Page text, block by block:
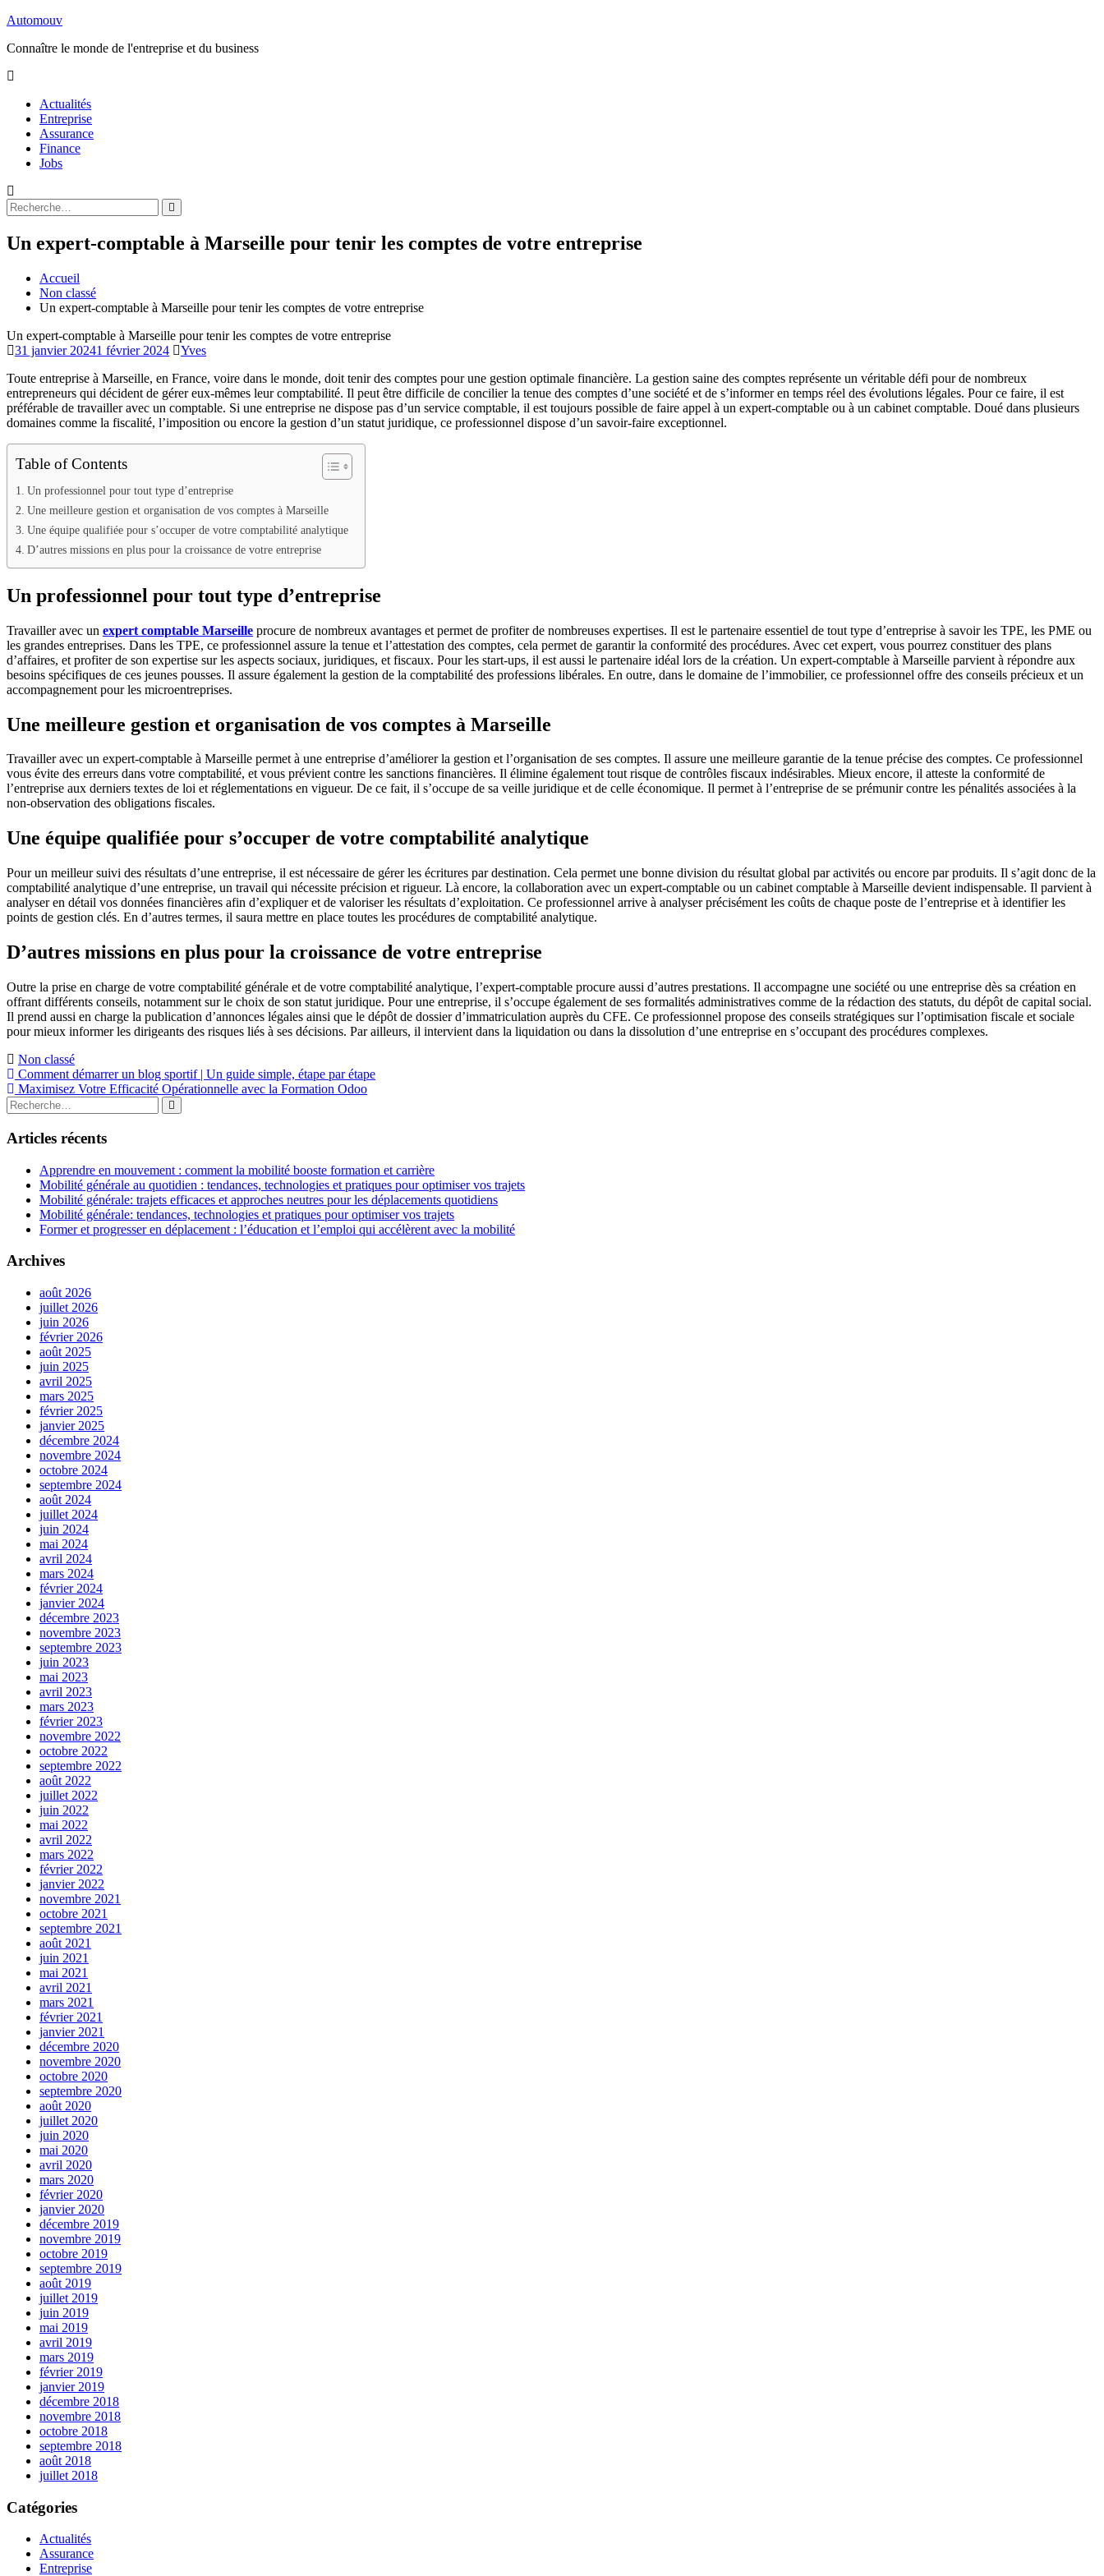
Aller
contenu
Automouv
Connaître le monde de l'entreprise et du business
Actualités
Entreprise
Assurance
Finance
Jobs
Rechercher
:
Rechercher
Un expert-comptable à Marseille pour tenir les comptes de votre entreprise
Accueil
Non classé
Un expert-comptable à Marseille pour tenir les comptes de votre entreprise
Un expert-comptable à Marseille pour tenir les comptes de votre entreprise
31 janvier 20241 février 2024
Yves
Toute entreprise à Marseille, en France, voire dans le monde, doit tenir des comptes pour une gestion optimale financière. La gestion saine des comptes représente un véritable défi pour de nombreux
entrepreneurs qui décident de gérer eux-mêmes leur comptabilité. Il peut être difficile de concilier la tenue des comptes d’une société et de s’informer en temps réel des évolutions légales. Pour ce faire, il est
préférable de travailler avec un comptable. Si une entreprise ne dispose pas d’un service comptable, il est toujours possible de faire appel à un expert-comptable ou à un cabinet comptable. Doué dans plusieurs
domaines comme la fiscalité, l’imposition ou encore la gestion d’un statut juridique, ce professionnel dispose d’un savoir-faire exceptionnel.
Table of Contents
Un professionnel pour tout type d’entreprise
Une meilleure gestion et organisation de vos comptes à Marseille
Une équipe qualifiée pour s’occuper de votre comptabilité analytique
D’autres missions en plus pour la croissance de votre entreprise
Un professionnel pour tout type d’entreprise
Travailler avec un expert comptable Marseille procure de nombreux avantages et permet de profiter de nombreuses expertises. Il est le partenaire essentiel de tout type d’entreprise à savoir les TPE, les PME ou
les grandes entreprises. Dans les TPE, ce professionnel assure la tenue et l’attestation des comptes, cela permet de garantir la conformité des procédures. Avec cet expert, vous pourrez constituer des plans
d’affaires, et profiter de son expertise sur les aspects sociaux, juridiques, et fiscaux. Pour les start-ups, il est aussi le partenaire idéal lors de la création. Un expert-comptable à Marseille parvient à répondre aux
besoins spécifiques de ces jeunes pousses. Il assure également la gestion de la comptabilité des professions libérales. En outre, dans le domaine de l’immobilier, ce professionnel offre des conseils précieux et un
accompagnement pour les microentreprises.
Une meilleure gestion et organisation de vos comptes à Marseille
Travailler avec un expert-comptable à Marseille permet à une entreprise d’améliorer la gestion et l’organisation de ses comptes. Il assure une meilleure garantie de la tenue précise des comptes. Ce professionnel
vous évite des erreurs dans votre comptabilité, et vous prévient contre les sanctions financières. Il élimine également tout risque de contrôles fiscaux indésirables. Mieux encore, il atteste la conformité de
l’entreprise aux derniers textes de loi et réglementations en vigueur. De ce fait, il s’occupe de sa veille juridique et de celle économique. Il permet à l’entreprise de se prémunir contre les pénalités associées à la
non-observation des obligations fiscales.
Une équipe qualifiée pour s’occuper de votre comptabilité analytique
Pour un meilleur suivi des résultats d’une entreprise, il est nécessaire de gérer les écritures par destination. Cela permet une bonne division du résultat global par activités ou encore par produits. Il s’agit donc de la
comptabilité analytique d’une entreprise, un travail qui nécessite précision et rigueur. Là encore, la collaboration avec un expert-comptable ou un cabinet comptable à Marseille devient indispensable. Il parvient à
analyser en détail vos données financières afin d’expliquer et de valoriser les résultats d’exploitation. Ce professionnel arrive à analyser précisément les coûts de chaque poste de l’entreprise et à identifier les
points de gestion clés. En d’autres termes, il saura mettre en place toutes les procédures de comptabilité analytique.
D’autres missions en plus pour la croissance de votre entreprise
Outre la prise en charge de votre comptabilité générale et de votre comptabilité analytique, l’expert-comptable procure aussi d’autres prestations. Il accompagne une société ou une entreprise dès sa création en
offrant différents conseils, notamment sur le choix de son statut juridique. Pour une entreprise, il s’occupe également de ses formalités administratives comme de la rédaction des statuts, du dépôt de capital social.
Il prend aussi en charge la publication d’annonces légales ainsi que le dépôt de dossier d’immatriculation auprès du CFE. Ce professionnel propose des conseils stratégiques sur l’optimisation fiscale et sociale
pour mieux informer les dirigeants des risques liés à ses décisions. Par ailleurs, il intervient dans la liquidation ou dans la dissolution d’une entreprise en s’occupant des procédures complexes.
Non classé
Navigation
de
l’article
Comment démarrer un blog sportif | Un guide simple, étape par étape
Maximisez Votre Efficacité Opérationnelle avec la Formation Odoo
Rechercher
:
Rechercher
Articles récents
Apprendre en mouvement : comment la mobilité booste formation et carrière
Mobilité générale au quotidien : tendances, technologies et pratiques pour optimiser vos trajets
Mobilité générale: trajets efficaces et approches neutres pour les déplacements quotidiens
Mobilité générale: tendances, technologies et pratiques pour optimiser vos trajets
Former et progresser en déplacement : l’éducation et l’emploi qui accélèrent avec la mobilité
Archives
août 2026
juillet 2026
juin 2026
février 2026
août 2025
juin 2025
avril 2025
mars 2025
février 2025
janvier 2025
décembre 2024
novembre 2024
octobre 2024
septembre 2024
août 2024
juillet 2024
juin 2024
mai 2024
avril 2024
mars 2024
février 2024
janvier 2024
décembre 2023
novembre 2023
septembre 2023
juin 2023
mai 2023
avril 2023
mars 2023
février 2023
novembre 2022
octobre 2022
septembre 2022
août 2022
juillet 2022
juin 2022
mai 2022
avril 2022
mars 2022
février 2022
janvier 2022
novembre 2021
octobre 2021
septembre 2021
août 2021
juin 2021
mai 2021
avril 2021
mars 2021
février 2021
janvier 2021
décembre 2020
novembre 2020
octobre 2020
septembre 2020
août 2020
juillet 2020
juin 2020
mai 2020
avril 2020
mars 2020
février 2020
janvier 2020
décembre 2019
novembre 2019
octobre 2019
septembre 2019
août 2019
juillet 2019
juin 2019
mai 2019
avril 2019
mars 2019
février 2019
janvier 2019
décembre 2018
novembre 2018
octobre 2018
septembre 2018
août 2018
juillet 2018
Catégories
Actualités
Assurance
Entreprise